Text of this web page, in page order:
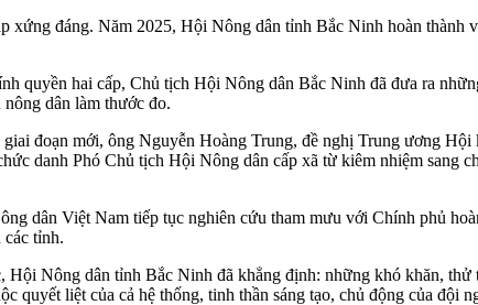
xứng đáng. Năm 2025, Hội Nông dân tỉnh Bắc Ninh hoàn
quyền hai cấp, Chủ tịch Hội Nông dân Bắc Ninh đã đưa ra
dân làm thước đo.
đoạn mới, ông Nguyễn Hoàng Trung, đề nghị Trung ương Hội
danh Phó Chủ tịch Hội Nông dân cấp xã từ kiêm nhiệm sang
dân Việt Nam tiếp tục nghiên cứu tham mưu với Chính phủ
tỉnh.
Hội Nông dân tỉnh Bắc Ninh đã khẳng định: những khó khăn,
quyết liệt của cả hệ thống, tinh thần sáng tạo, chủ động của